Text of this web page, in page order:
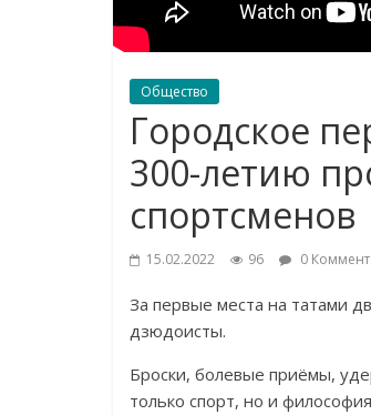
Общество
Городское
300-летию
спортсменов
15.02.2022 96 0
За первые места на татами
дзюдоисты.
Броски, болевые приёмы,
только спорт, но и